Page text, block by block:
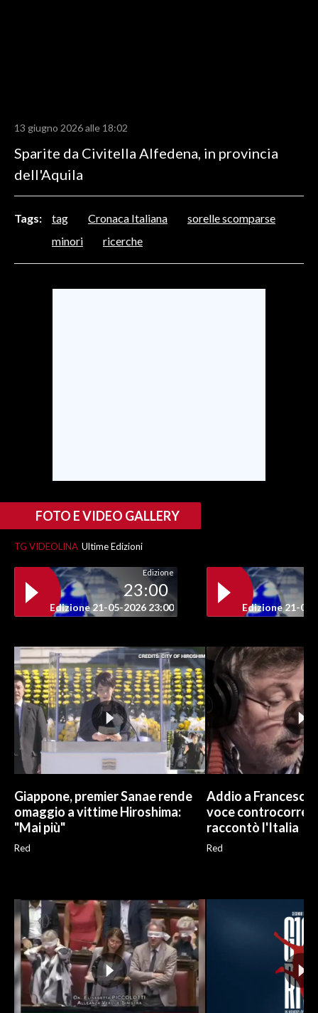
RISULTATI E CLASSIFICHE
CALCIO
CALCIO REGIONALE
BASKET
VOLLEY
NOTIZIE
EVENTI
3 MINUTI CON
INFO AZIENDE
ABBONATI
ANNUNCI
NECROLOGI
PUBBLICITÀ
SPIAGGE
STORE
13 giugno 2026 alle 18:02
Sparite da Civitella Alfedena, in provincia
dell'Aquila
Tags: tag Cronaca Italiana
sorelle scomparse
minori
ricerche
FOTO E VIDEO GALLERY
TG VIDEOLINA Ultime Edizioni
Edizione
23:00
Edizione 21-05-2026 23:00 Edizione 21-05-
Giappone, premier Sanae rende
omaggio a vittime Hiroshima:
"Mai più"
Red
Addio a Francesco
voce
raccontò l'Italia
Red